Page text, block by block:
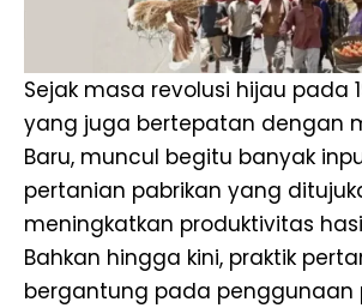
Sejak masa revolusi hijau pada
yang juga bertepatan dengan
Baru, muncul begitu banyak
pertanian pabrikan yang
meningkatkan produktivitas
Bahkan hingga kini, praktik
bergantung pada penggunaan